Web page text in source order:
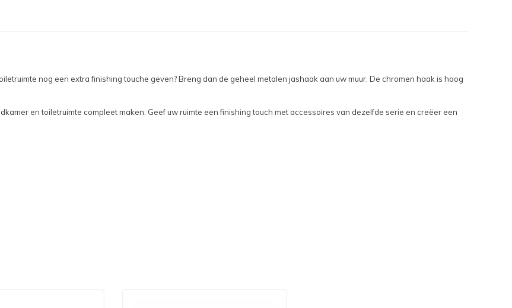
nog een extra finishing touche geven? Breng dan de geheel metalen jashaak aan uw muur. De chromen haak is hoog
en toiletruimte compleet maken. Geef uw ruimte een finishing touch met accessoires van dezelfde serie en creëer een